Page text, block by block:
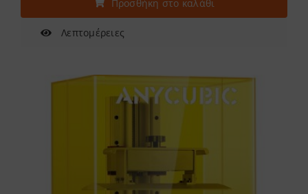
Προσθήκη στο καλάθι
Λεπτομέρειες